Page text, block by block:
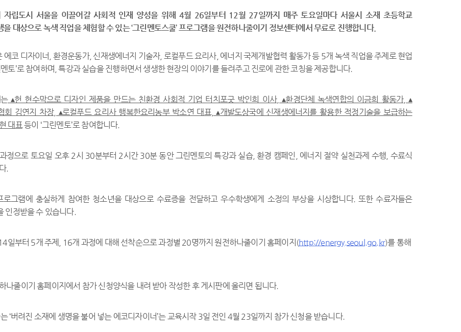
자립도시 서울을 이끌어갈 사회적 인재 양성을 위해 4월 26일부터 12월 27일까지 매주 토요일마다 서울시 소재 초등학교
대상으로 녹색 직업을 체험할 수 있는 ‘그린멘토스쿨’ 프로그램을 원전하나줄이기 정보센터에서 무료로 진행합니다.
에코 디자이너, 환경운동가, 신재생에너지 기술자, 로컬푸드 요리사, 에너지 국제개발협력 활동가 등 5개 녹색 직업을 주제로 현업
토’로 참여하며, 특강과 실습을 진행하면서 생생한 현장의 이야기를 들려주고 진로에 관한 코칭을 제공합니다.
▴헌 현수막으로 디자인 제품을 만드는 친환경 사회적 기업 터치포굿 박인희 이사, ▴환경단체 녹색연합의 이금희 활동가, ▴
회 김연지 차장, ▴로컬푸드 요리사 행복한요리농부 박소연 대표, ▴개발도상국에 신재생에너지를 활용한 적정기술을 보급하는
대표등이 ‘그린멘토’로 참여합니다.
정으로 토요일 오후 2시 30분부터 2시간 30분 동안 그린멘토의 특강과 실습, 환경 캠페인, 에너지 절약 실천과제 수행, 수료식
.
로그램에 충실하게 참여한 청소년을 대상으로 수료증을 전달하고 우수학생에게 소정의 부상을 시상합니다. 또한 수료자들은
인정받을 수 있습니다.
일부터 5개 주제, 16개 과정에 대해 선착순으로 과정별 20명까지 원전하나줄이기 홈페이지(http://energy.seoul.go.kr)를 통해
나줄이기 홈페이지에서 참가 신청양식을 내려 받아 작성한 후 게시판에 올리면 됩니다.
‘버려진 소재에 생명을 불어 넣는 에코디자이너’는 교육시작 3일 전인 4월 23일까지 참가 신청을 받습니다.